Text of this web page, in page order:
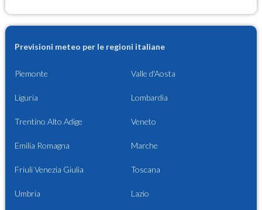
Previsioni meteo per le regioni italiane
Piemonte Valle d'Aosta
Liguria Lombardia
Trentino Alto Adige Veneto
Emilia Romagna Marche
Friuli Venezia Giulia Toscana
Umbria Lazio